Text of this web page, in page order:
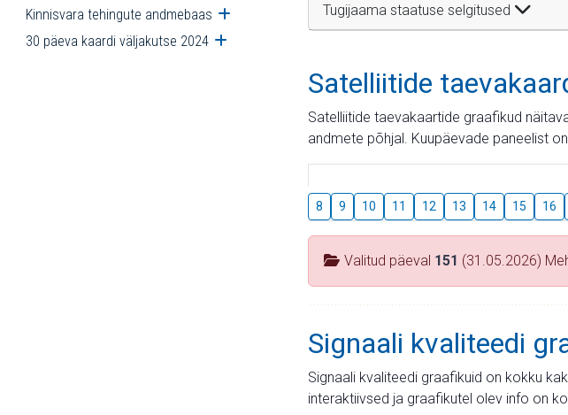
Kinnisvara tehingute andmebaas Ava alammenüü
30 päeva kaardi väljakutse 2024 Ava alammenüü
Tugijaama staatuse selgitused
Satelliitide
Satelliitide taevakaartide graafikud
andmete põhjal. Kuupäevade paneelist
8 9 10 11 12 13 14 15 16
Valitud päeval 151 (31.05.2026)
Signaali kvaliteedi
Signaali kvaliteedi graafikuid on kokku
interaktiivsed ja graafikutel olev info on